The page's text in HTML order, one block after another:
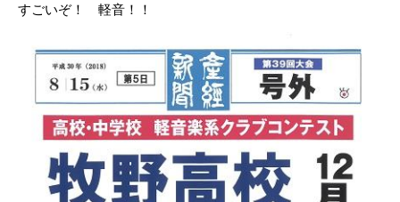
すごいぞ！ 軽音！！